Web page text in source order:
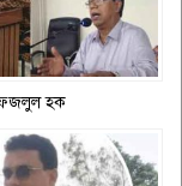
ফজলুল হক